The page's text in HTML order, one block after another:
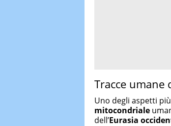
Tracce umane
Uno degli aspetti
mitocondriale
dell’Eurasia